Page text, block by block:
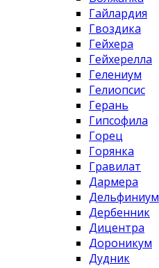
Гайлардия
Гвоздика
Гейхера
Гейхерелла
Гелениум
Гелиопсис
Герань
Гипсофила
Горец
Горянка
Гравилат
Дармера
Дельфиниум
Дербенник
Дицентра
Дороникум
Дудник